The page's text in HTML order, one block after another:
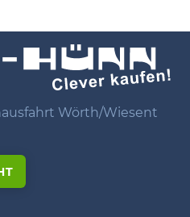
Wörth/Wiesent